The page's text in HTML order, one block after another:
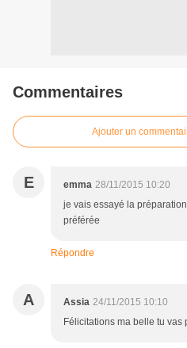
Commentaires
Ajouter un
E emma 28/11/2015 10:20
je vais essayé la
préférée
Répondre
A Assia 24/11/2015 10:10
Félicitations ma belle tu vas